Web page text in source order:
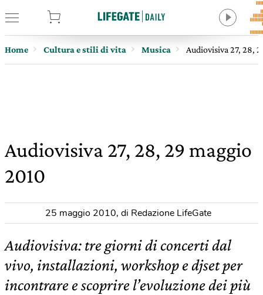
Home Cultura e stili di vita Musica Audiovisiva 27, 28,
Audiovisiva 27, 28, 29 maggio
2010
25 maggio 2010, di Redazione LifeGate
Audiovisiva: tre giorni di concerti dal
vivo, installazioni, workshop e djset per
incontrare e scoprire l’evoluzione dei più